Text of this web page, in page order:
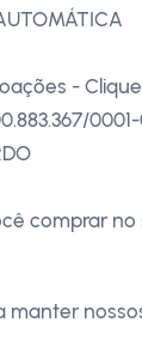
-
comprar
manter